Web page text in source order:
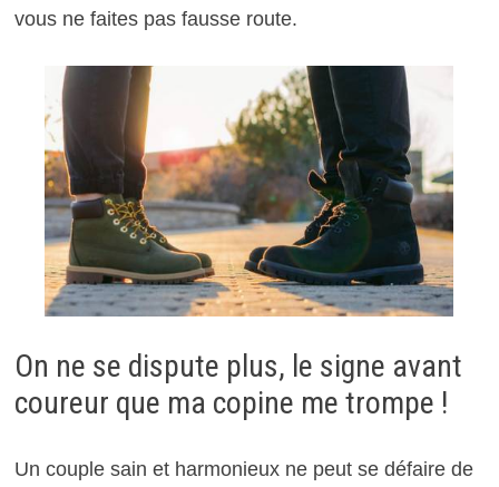
vous ne faites pas fausse route.
On ne se dispute plus, le signe avant
coureur que ma copine me trompe !
Un couple sain et harmonieux ne peut se défaire de